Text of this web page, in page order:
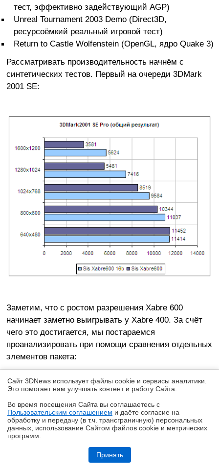
Обзор HUAWEI MatePad SE 11" (2026): тонкий металлический
планшет с раритетной начинкой
тест, эффективно задействующий AGP)
Unreal Tournament 2003 Demo (Direct3D,
ресурсоёмкий реальный игровой тест)
Return to Castle Wolfenstein (OpenGL, ядро Quake 3)
Рассматривать производительность начнём с
синтетических тестов. Первый на очереди 3DMark
2001 SE:
Заметим, что с ростом разрешения Xabre 600
начинает заметно выигрывать у Xabre 400. За счёт
чего это достигается, мы постараемся
проанализировать при помощи сравнения отдельных
элементов пакета:
#
Сайт 3DNews использует файлы cookie и сервисы аналитики.
Это помогает нам улучшать контент и работу Cайта.
Во время посещения Cайта вы соглашаетесь с
Пользовательским соглашением и даёте согласие на
обработку и передачу (в т.ч. трансграничную) персональных
данных, использование Cайтом файлов cookie и метрических
программ.
Принять